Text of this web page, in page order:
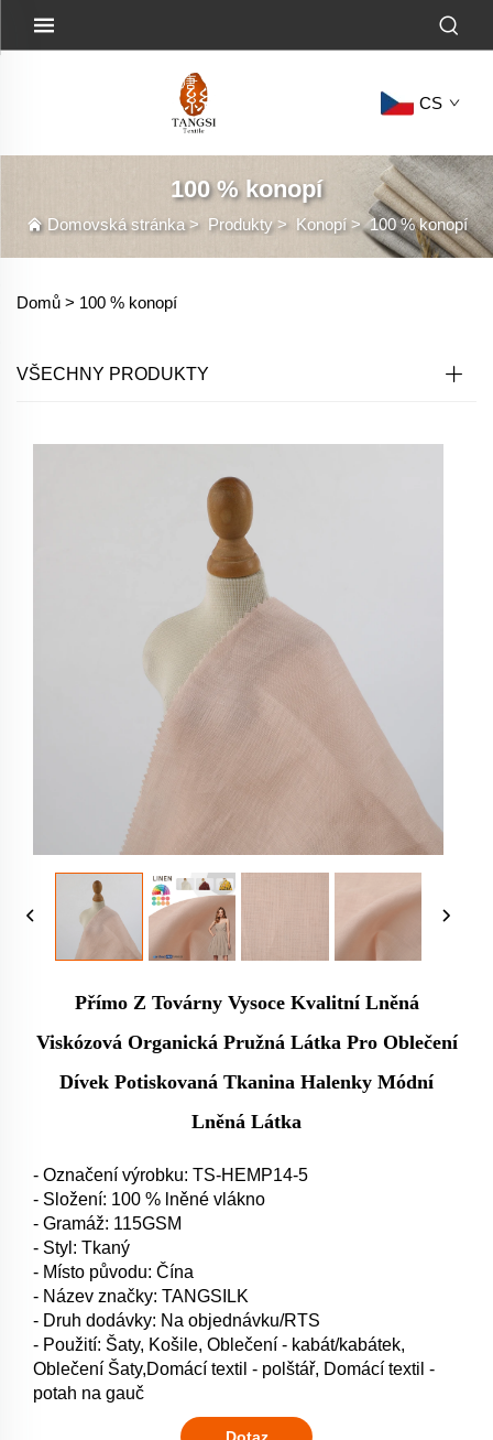
CS
100 % konopí
Domovská stránka> Produkty> Konopí>100 % konopí
Domů > 100 % konopí
VŠECHNY PRODUKTY
Přímo Z Továrny Vysoce Kvalitní Lněná
Viskózová Organická Pružná Látka Pro Oblečení
Dívek Potiskovaná Tkanina Halenky Módní
Lněná Látka
- Označení výrobku: TS-HEMP14-5
- Složení: 100 % lněné vlákno
- Gramáž: 115GSM
- Styl: Tkaný
- Místo původu: Čína
- Název značky: TANGSILK
- Druh dodávky: Na objednávku/RTS
- Použití: Šaty, Košile, Oblečení - kabát/kabátek,
Oblečení Šaty,Domácí textil - polštář, Domácí textil -
potah na gauč